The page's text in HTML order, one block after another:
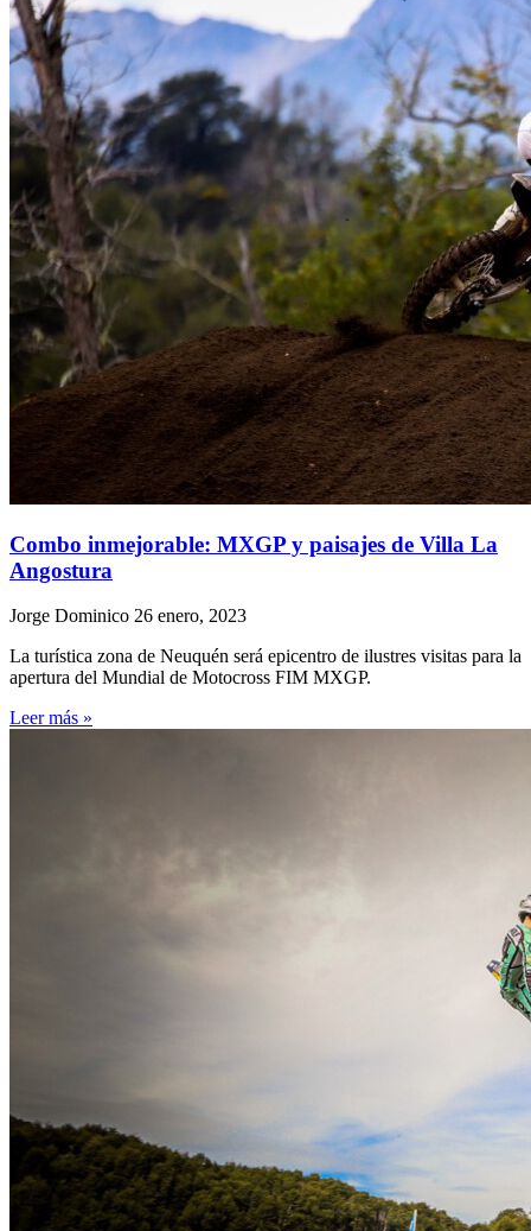
Combo inmejorable: MXGP y paisajes de Villa La
Angostura
Jorge Dominico 26 enero, 2023
La turística zona de Neuquén será epicentro de ilustres visitas para la
apertura del Mundial de Motocross FIM MXGP.
Leer más »